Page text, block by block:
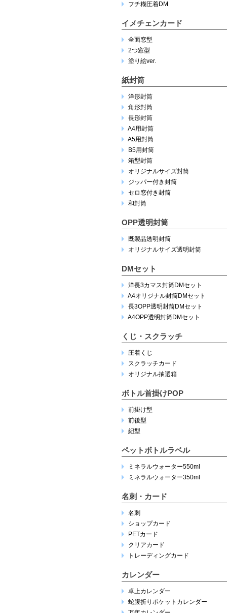
フチ糊圧着DM
イメチェンカード
全面窓型
2つ窓型
塗り絵ver.
紙封筒
洋形封筒
角形封筒
長形封筒
A4用封筒
A5用封筒
B5用封筒
箱型封筒
オリジナルサイズ封筒
ジッパー付き封筒
セロ窓付き封筒
和封筒
OPP透明封筒
既製品透明封筒
オリジナルサイズ透明封筒
DMセット
洋長3カマス封筒DMセット
A4オリジナル封筒DMセット
長3OPP透明封筒DMセット
A4OPP透明封筒DMセット
くじ・スクラッチ
圧着くじ
スクラッチカード
オリジナル抽選箱
ボトル首掛けPOP
前掛け型
前後型
紐型
ペットボトルラベル
ミネラルウォーター550ml
ミネラルウォーター350ml
名刺・カード
名刺
ショップカード
PETカード
クリアカード
トレーディングカード
カレンダー
卓上カレンダー
蛇腹折りポケットカレンダー